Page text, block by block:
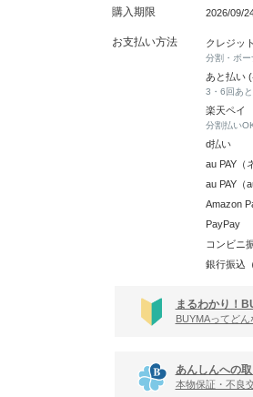
購入期限 2026/09/
お支払い方法 クレジッ
分割・ボー
あと払い
3・6回あ
楽天ペイ
分割払い
d払い
au PAY（
au PAY（
Amazon
PayPay
コンビニ
銀行振込
まるわかり！
BUYMAってど
あんしんへの
本物保証・不良